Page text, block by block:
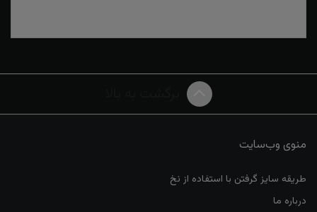
منوی وب‌سایت
طریقه سایز گرفتن با استفاده از نخ
درباره ما